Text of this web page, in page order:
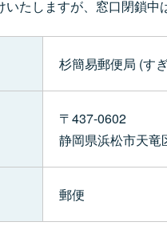
たしますが、窓口閉鎖
杉簡易郵便局 (す
〒437-0602
静岡県浜松市天竜
郵便